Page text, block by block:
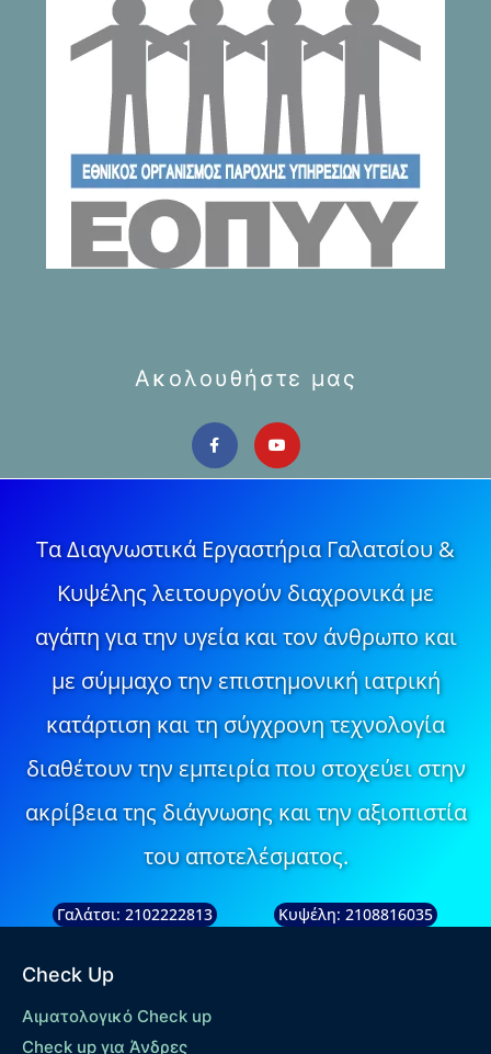
Ακολουθήστε μας
Τα Διαγνωστικά Εργαστήρια Γαλατσίου &
Κυψέλης λειτουργούν διαχρονικά με
αγάπη για την υγεία και τον άνθρωπο και
με σύμμαχο την επιστημονική ιατρική
κατάρτιση και τη σύγχρονη τεχνολογία
διαθέτουν την εμπειρία που στοχεύει στην
ακρίβεια της διάγνωσης και την αξιοπιστία
του αποτελέσματος.
Γαλάτσι: 2102222813 Κυψέλη: 2108816035
Check Up
Αιματολογικό Check up
Check up για Άνδρες